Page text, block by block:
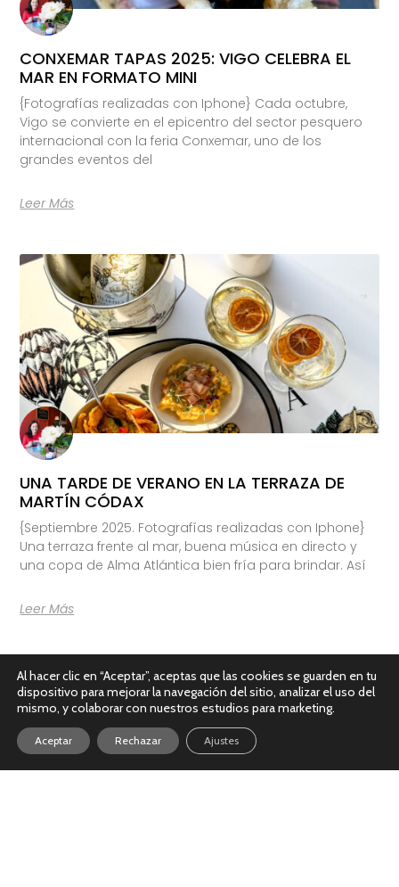
CONXEMAR TAPAS 2025: VIGO CELEBRA EL
MAR EN FORMATO MINI
{Fotografías realizadas con Iphone} Cada octubre,
Vigo se convierte en el epicentro del sector pesquero
internacional con la feria Conxemar, uno de los
grandes eventos del
Leer Más
UNA TARDE DE VERANO EN LA TERRAZA DE
MARTÍN CÓDAX
{Septiembre 2025. Fotografías realizadas con Iphone}
Una terraza frente al mar, buena música en directo y
una copa de Alma Atlántica bien fría para brindar. Así
Leer Más
Al hacer clic en “Aceptar”, aceptas que las cookies se guarden en tu
dispositivo para mejorar la navegación del sitio, analizar el uso del
mismo, y colaborar con nuestros estudios para marketing.
Aceptar Rechazar Ajustes